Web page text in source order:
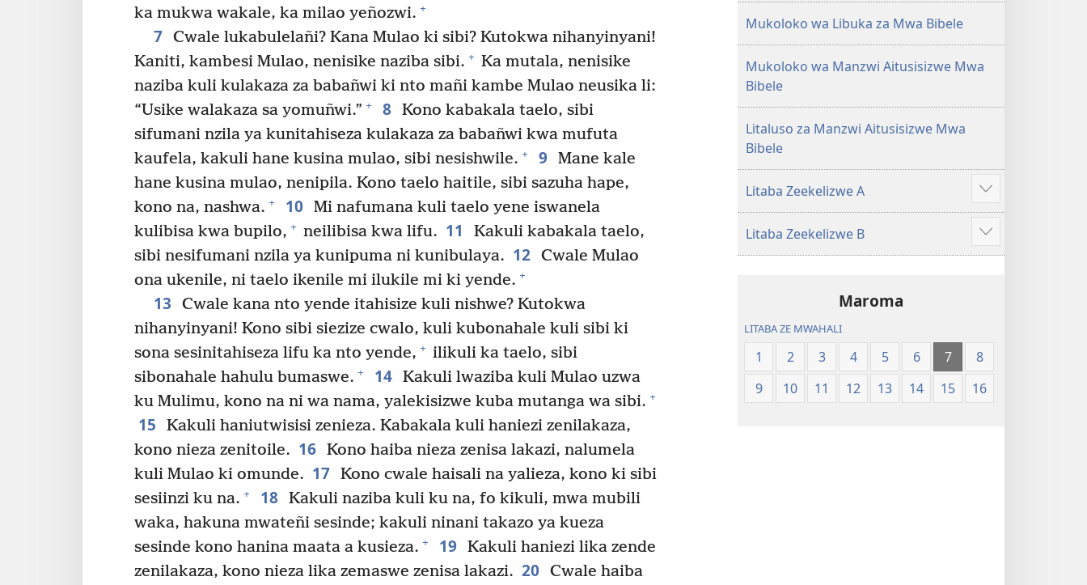
ka mukwa wakale, ka milao yeñozwi. +
7 Cwale lukabulelañi? Kana Mulao ki sibi? Kutokwa nihanyinyani!
Kaniti, kambesi Mulao, nenisike naziba sibi. + Ka mutala, nenisike
naziba kuli kulakaza za babañwi ki nto mañi kambe Mulao neusika li:
“Usike walakaza sa yomuñwi.” + 8 Kono kabakala taelo, sibi
sifumani nzila ya kunitahiseza kulakaza za babañwi kwa mufuta
kaufela, kakuli hane kusina mulao, sibi nesishwile. + 9 Mane kale
hane kusina mulao, nenipila. Kono taelo haitile, sibi sazuha hape,
kono na, nashwa. + 10 Mi nafumana kuli taelo yene iswanela
kulibisa kwa bupilo, + neilibisa kwa lifu. 11
Kakuli kabakala taelo,
sibi nesifumani nzila ya kunipuma ni kunibulaya. 12 Cwale Mulao
ona ukenile, ni taelo ikenile mi ilukile mi ki yende. +
13
Cwale kana nto yende itahisize kuli nishwe? Kutokwa
nihanyinyani! Kono sibi siezize cwalo, kuli kubonahale kuli sibi ki
sona sesinitahiseza lifu ka nto yende, + ilikuli ka taelo, sibi
sibonahale hahulu bumaswe. + 14 Kakuli lwaziba kuli Mulao uzwa
ku Mulimu, kono na ni wa nama, yalekisizwe kuba mutanga wa sibi. +
15
Kakuli haniutwisisi zenieza. Kabakala kuli haniezi zenilakaza,
kono nieza zenitoile. 16 Kono haiba nieza zenisa lakazi, nalumela
kuli Mulao ki omunde. 17 Kono cwale haisali na yalieza, kono ki sibi
sesiinzi ku na. + 18 Kakuli naziba kuli ku na, fo kikuli, mwa mubili
waka, hakuna mwateñi sesinde; kakuli ninani takazo ya kueza
sesinde kono hanina maata a kusieza. + 19 Kakuli haniezi lika zende
zenilakaza, kono nieza lika zemaswe zenisa lakazi. 20 Cwale haiba
Mukoloko wa Libuka za Mwa Bibele
Mukoloko wa Manzwi Aitusisizwe Mwa
Bibele
Litaluso za Manzwi Aitusisizwe Mwa
Bibele
Litaba Zeekelizwe A
Show
more
Litaba Zeekelizwe B
Show
more
Maroma
LITABA ZE MWAHALI
1 2 3 4 5 6 7
8
9
10 11 12 13 14 15 16